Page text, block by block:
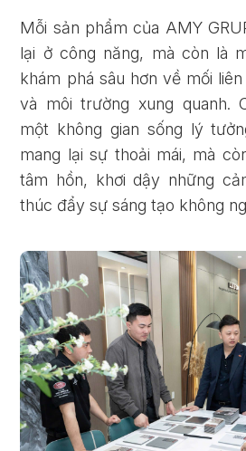
Mỗi sản phẩm của AMY
lại ở công năng, mà còn là
khám phá sâu hơn về mối
và môi trường xung quanh.
một không gian sống lý
mang lại sự thoải mái, mà
tâm hồn, khơi dậy những
thúc đẩy sự sáng tạo không